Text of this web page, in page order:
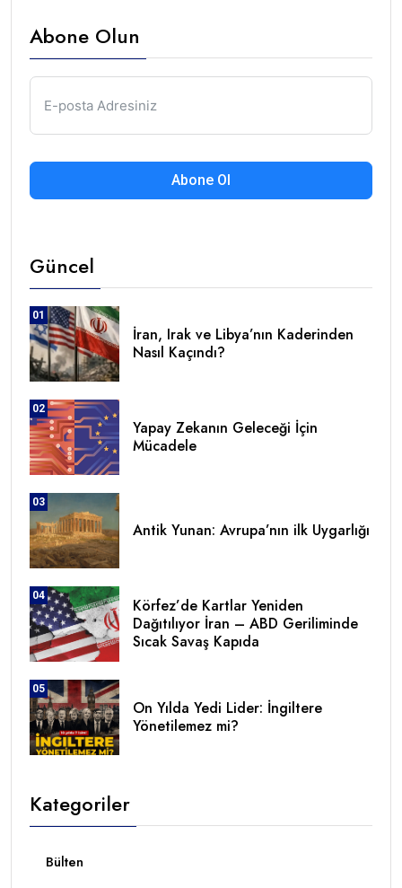
Abone Olun
Abone Ol
Güncel
01
İran, Irak ve Libya’nın Kaderinden
Nasıl Kaçındı?
02
Yapay Zekanın Geleceği İçin
Mücadele
03
Antik Yunan: Avrupa’nın ilk Uygarlığı
04
Körfez’de Kartlar Yeniden
Dağıtılıyor İran – ABD Geriliminde
Sıcak Savaş Kapıda
05
On Yılda Yedi Lider: İngiltere
Yönetilemez mi?
Kategoriler
Bülten